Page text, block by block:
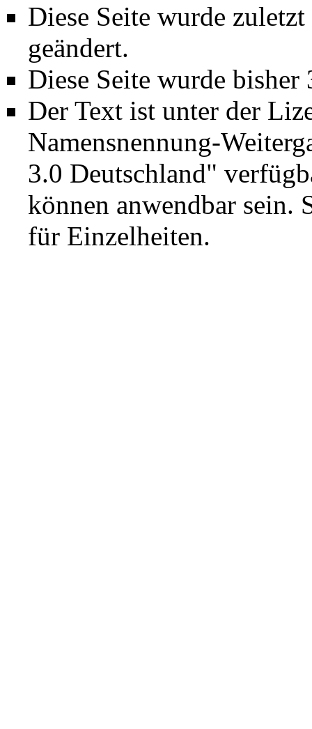
Diese Seite wurde
geändert.
Diese Seite wurde
Der Text ist unter der
Namensnennung-
3.0 Deutschland"
können anwendbar sein.
für Einzelheiten.